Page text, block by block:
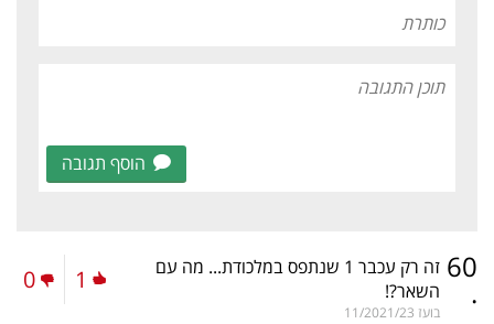
הוסף תגובה
60
.
זה רק עכבר 1 שנתפס במלכודת... מה עם
השאר?!
בועז 11/2021/23
1
0